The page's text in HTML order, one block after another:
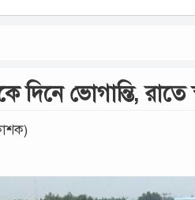
ভোগা‌ন্তি, রা‌তে